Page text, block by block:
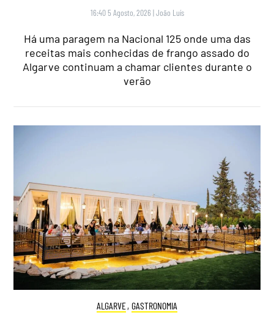
16:40 5 Agosto, 2026 |João Luís
Há uma paragem na Nacional 125 onde uma das
receitas mais conhecidas de frango assado do
Algarve continuam a chamar clientes durante o
verão
ALGARVE, GASTRONOMIA